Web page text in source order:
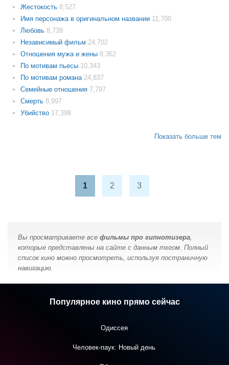
Жестокость 8,527
Имя персонажа в оригинальном названии 11,700
Любовь 8,739
Независимый фильм 24,702
Отношения мужа и жены 8,362
По мотивам пьесы 10,343
По мотивам романа 24,837
Семейные отношения 7,797
Смерть 8,997
Убийство 17,398
Показать больше тем
1 2 3
Вы просматриваете все фильмы про гипнотизера,
которые представлены на сайте с данным тегом. Полный
список кино можно просмотреть, используя постраничную
навигацию.
Популярное кино прямо сейчас
Одиссея
Человек-паук: Новый день